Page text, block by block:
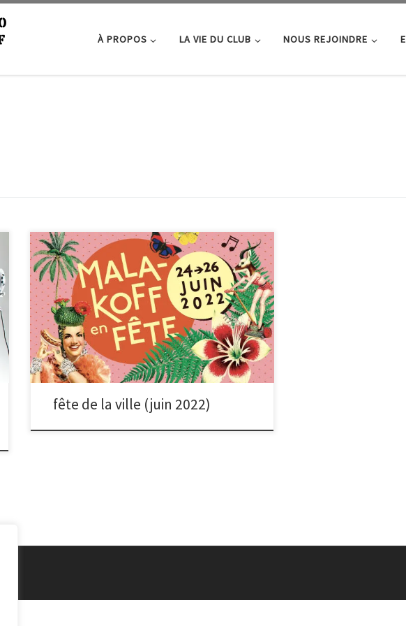
À PROPOS LA VIE DU CLUB NOUS REJOINDRE
Rendez-vous au parc Léon Salagnac les samedi 25 et
dimanche 26 juin pour « Malakoff en fête ». Comme
chaque année, nous organisons un mini studio photo
sur le stand, afin que les malakoffiots puissent venir se
faire prendre en photo en famille ou entre amis. Nous
imprimons directement sur place les photos en 10×15
pour 1 euro symbolique. Plus d’infos
fête de la ville (juin 2022)